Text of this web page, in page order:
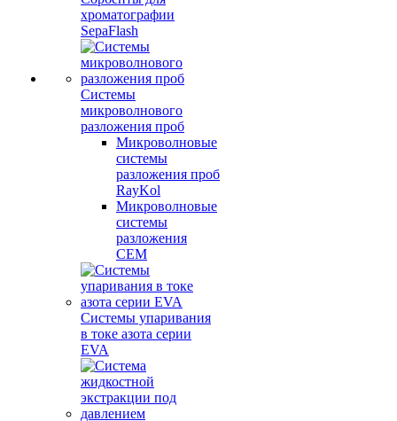
хроматографии
SepaFlash
Системы
микроволнового
разложения проб
Микроволновые
системы
разложения проб
RayKol
Микроволновые
системы
разложения
CEM
Системы упаривания
в токе азота серии
EVA